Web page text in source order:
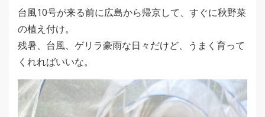
台風10号が来る前に広島から帰京して、すぐに秋野菜
の植え付け。
残暑、台風、ゲリラ豪雨な日々だけど、うまく育って
くれればいいな。